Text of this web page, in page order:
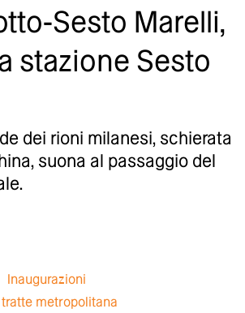
Sesto Marelli,
stazione Sesto
dei rioni milanesi, schierata
suona al passaggio del
Inaugurazioni
tratte metropolitana